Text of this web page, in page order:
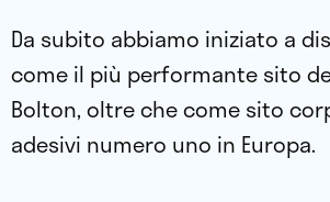
Da subito abbiamo iniziato a
come il più performante sito
Bolton, oltre che come sito
adesivi numero uno in Europa.